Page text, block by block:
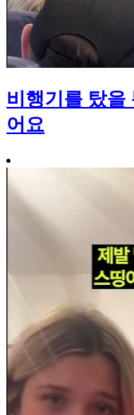
비행기를 탔을
어요